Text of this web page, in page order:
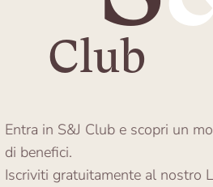
Entra in S&J Club e scopri un
di benefici.
Iscriviti gratuitamente al
Club